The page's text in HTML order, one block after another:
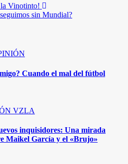
la Vinotinto!
sin Mundial?
Cuando el mal del fútbol
VZLA
inquisidores: Una mirada
Maikel García y el «Brujo»